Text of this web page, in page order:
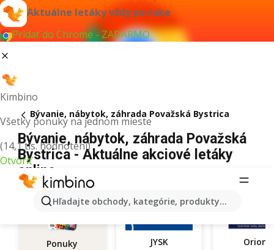
Aktuálne letáky vždy po ruke
Pridať do Chrome - ZADARMO
Kimbino
Všetky ponuky na jednom mieste
(14,1 tis. hodnotení)
Otvoriť
Hľadajte obchody, kategórie, produkty...
Bývanie, nábytok, záhrada Považská Bystrica
Bývanie, nábytok, záhrada Považská
Bystrica - Aktuálne akciové letáky
online
Ponuky JYSK Orion